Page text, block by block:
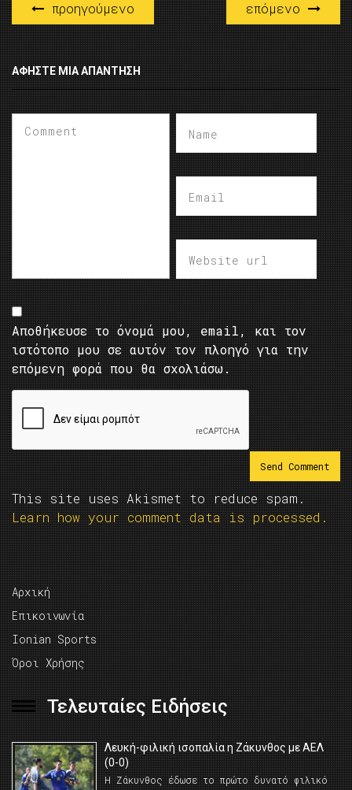
προηγούμενο επόμενο
ΑΦΉΣΤΕ ΜΙΑ ΑΠΆΝΤΗΣΗ
Αποθήκευσε το όνομά μου, email, και τον
ιστότοπο μου σε αυτόν τον πλοηγό για την
επόμενη φορά που θα σχολιάσω.
This site uses Akismet to reduce spam.
Learn how your comment data is processed.
Αρχική
Επικοινωνία
Ionian Sports
Όροι Χρήσης
Τελευταίες Ειδήσεις
Λευκή-φιλική ισοπαλία η Ζάκυνθος με ΑΕΛ
(0-0)
Η Ζάκυνθος έδωσε το πρώτο δυνατό φιλικό